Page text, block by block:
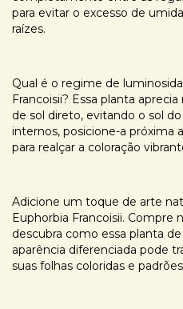
para evitar o excesso de
raízes.
Qual é o regime de
Francoisii? Essa planta
de sol direto, evitando o sol
internos, posicione-a próxima
para realçar a coloração
Adicione um toque de arte
Euphorbia Francoisii. Compre
descubra como essa planta
aparência diferenciada pode
suas folhas coloridas e